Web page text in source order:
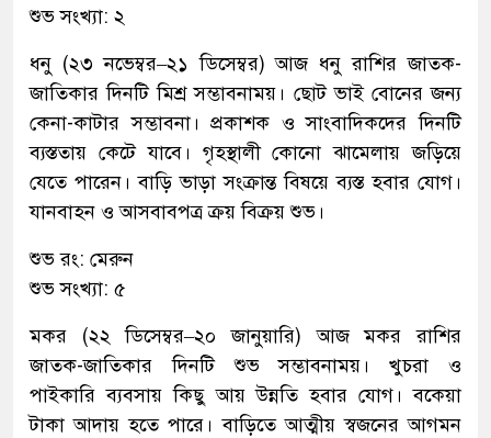
শুভ সংখ্যা: ২
ধনু (২৩ নভেম্বর–২১ ডিসেম্বর) আজ ধনু রাশির জাতক-
জাতিকার দিনটি মিশ্র সম্ভাবনাময়। ছোট ভাই বোনের জন্য
কেনা-কাটার সম্ভাবনা। প্রকাশক ও সাংবাদিকদের দিনটি
ব্যস্ততায় কেটে যাবে। গৃহস্থালী কোনো ঝামেলায় জড়িয়ে
যেতে পারেন। বাড়ি ভাড়া সংক্রান্ত বিষয়ে ব্যস্ত হবার যোগ।
যানবাহন ও আসবাবপত্র ক্রয় বিক্রয় শুভ।
শুভ রং: মেরুন
শুভ সংখ্যা: ৫
মকর (২২ ডিসেম্বর–২০ জানুয়ারি) আজ মকর রাশির
জাতক-জাতিকার দিনটি শুভ সম্ভাবনাময়। খুচরা ও
পাইকারি ব্যবসায় কিছু আয় উন্নতি হবার যোগ। বকেয়া
টাকা আদায় হতে পারে। বাড়িতে আত্মীয় স্বজনের আগমন